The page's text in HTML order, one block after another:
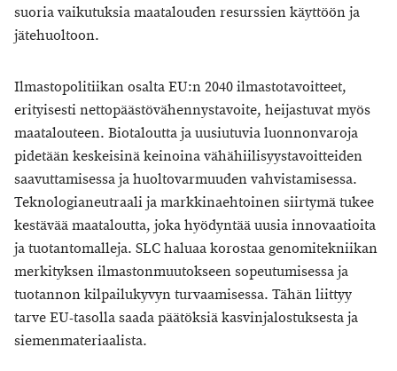
suoria vaikutuksia maatalouden resurssien käyttöön ja
jätehuoltoon.
Ilmastopolitiikan osalta EU:n 2040 ilmastotavoitteet,
erityisesti nettopäästövähennystavoite, heijastuvat myös
maatalouteen. Biotaloutta ja uusiutuvia luonnonvaroja
pidetään keskeisinä keinoina vähähiilisyystavoitteiden
saavuttamisessa ja huoltovarmuuden vahvistamisessa.
Teknologianeutraali ja markkinaehtoinen siirtymä tukee
kestävää maataloutta, joka hyödyntää uusia innovaatioita
ja tuotantomalleja. SLC haluaa korostaa genomitekniikan
merkityksen ilmastonmuutokseen sopeutumisessa ja
tuotannon kilpailukyvyn turvaamisessa. Tähän liittyy
tarve EU-tasolla saada päätöksiä kasvinjalostuksesta ja
siemenmateriaalista.